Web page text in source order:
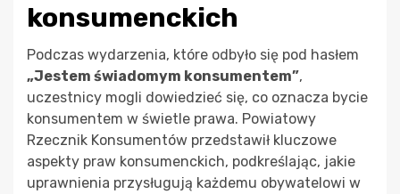
konsumenckich
Podczas wydarzenia, które odbyło się pod hasłem
„Jestem świadomym konsumentem”,
uczestnicy mogli dowiedzieć się, co oznacza bycie
konsumentem w świetle prawa. Powiatowy
Rzecznik Konsumentów przedstawił kluczowe
aspekty praw konsumenckich, podkreślając, jakie
uprawnienia przysługują każdemu obywatelowi w